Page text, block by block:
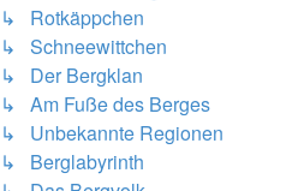
↳ Rotkäppchen
↳ Schneewittchen
↳ Der Bergklan
↳ Am Fuße des Berges
↳ Unbekannte Regionen
↳ Berglabyrinth